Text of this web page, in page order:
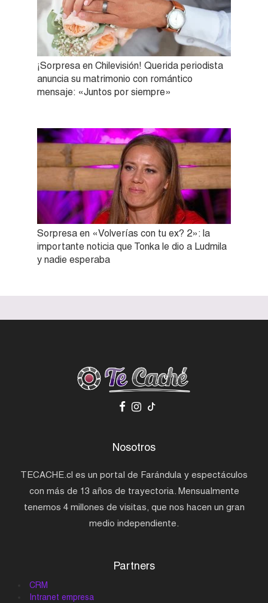
¡Sorpresa en Chilevisión! Querida periodista
anuncia su matrimonio con romántico
mensaje: «Juntos por siempre»
Sorpresa en «Volverías con tu ex? 2»: la
importante noticia que Tonka le dio a Ludmila
y nadie esperaba
Nosotros
TECACHE.cl es un portal de Farándula y espectáculos
con más de 13 años de trayectoria. Mensualmente
tenemos 4 millones de visitas, que nos hacen un gran
medio independiente.
Partners
CRM
Intranet empresa